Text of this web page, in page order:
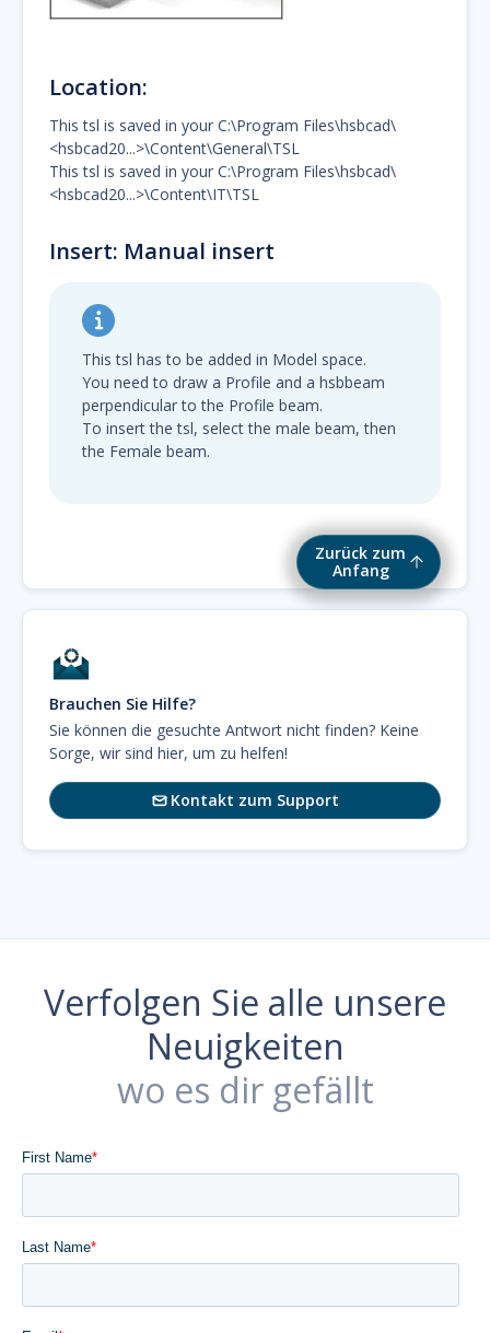
Zurück zum
Anfang
Location:
This tsl is saved in your C:\Program Files\hsbcad\
<hsbcad20...>\Content\General\TSL
This tsl is saved in your C:\Program Files\hsbcad\
<hsbcad20...>\Content\IT\TSL
Insert: Manual insert
This tsl has to be added in Model space.
You need to draw a Profile and a hsbbeam
perpendicular to the Profile beam.
To insert the tsl, select the male beam, then
the Female beam.
Brauchen Sie Hilfe?
Sie können die gesuchte Antwort nicht finden? Keine
Sorge, wir sind hier, um zu helfen!
Kontakt zum Support
Verfolgen Sie alle unsere
Neuigkeiten
wo es dir gefällt